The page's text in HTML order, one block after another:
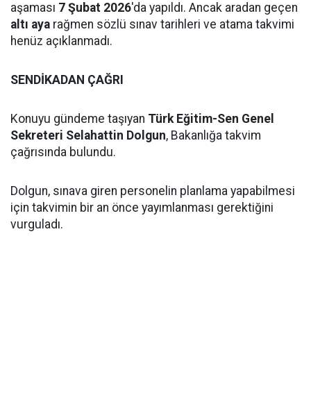
aşaması 7 Şubat 2026'da yapıldı. Ancak aradan geçen
altı aya rağmen sözlü sınav tarihleri ve atama takvimi
henüz açıklanmadı.
SENDİKADAN ÇAĞRI
Konuyu gündeme taşıyan Türk Eğitim-Sen Genel
Sekreteri Selahattin Dolgun, Bakanlığa takvim
çağrısında bulundu.
Dolgun, sınava giren personelin planlama yapabilmesi
için takvimin bir an önce yayımlanması gerektiğini
vurguladı.